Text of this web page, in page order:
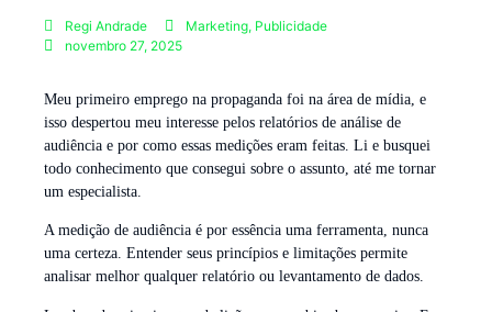
Regi Andrade Marketing, Publicidade
novembro 27, 2025
Meu primeiro emprego na propaganda foi na área de mídia, e
isso despertou meu interesse pelos relatórios de análise de
audiência e por como essas medições eram feitas. Li e busquei
todo conhecimento que consegui sobre o assunto, até me tornar
um especialista.
A medição de audiência é por essência uma ferramenta, nunca
uma certeza. Entender seus princípios e limitações permite
analisar melhor qualquer relatório ou levantamento de dados.